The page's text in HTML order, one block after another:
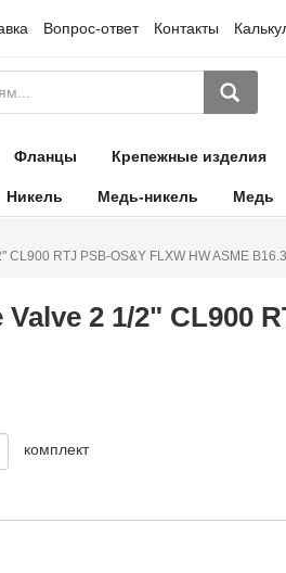
Вопрос-ответ Контакты
Фланцы Крепежные изделия
Никель Медь-никель Медь
CL900 RTJ PSB-OS&Y FLXW HW ASME
2 1/2" CL900
комплект